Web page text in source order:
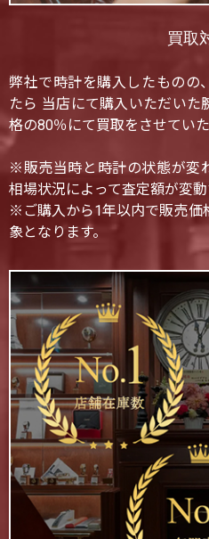
買取
弊社で時計を購入したものの
たら 当店にて購入いただい
格の80％にて買取をさせていた
※販売当時と時計の状態が変
相場状況によって査定額が変動
※ご購入から1年以内で販売価
象となります。